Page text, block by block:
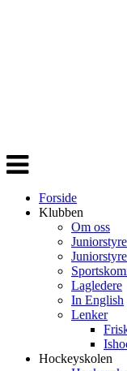
Veksle
navigasjon
Forside
Klubben
Om oss
Lagledere
In English
Lenker
Hockeyskolen